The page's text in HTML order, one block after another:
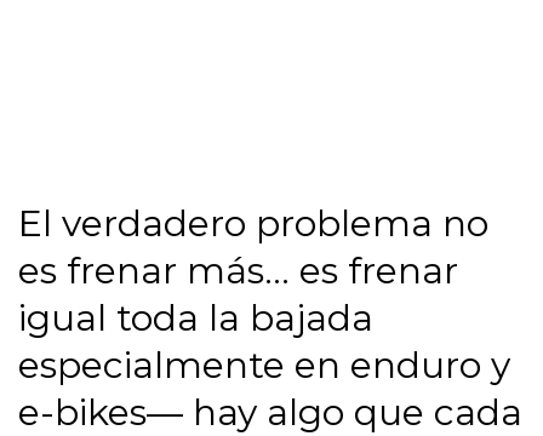
El verdadero problema no
es frenar más… es frenar
igual toda la bajada
especialmente en enduro y
e-bikes— hay algo que cada